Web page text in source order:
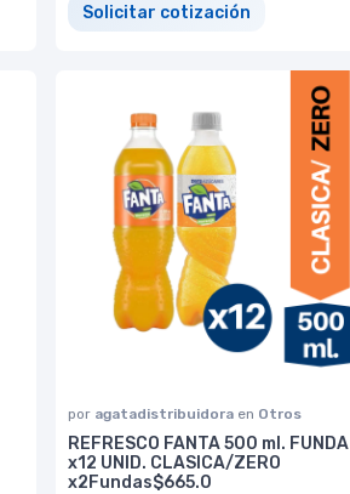
Solicitar cotización
por agatadistribuidora en Otros
REFRESCO FANTA 500 ml. FUNDA
x12 UNID. CLASICA/ZERO
x2Fundas$665.0